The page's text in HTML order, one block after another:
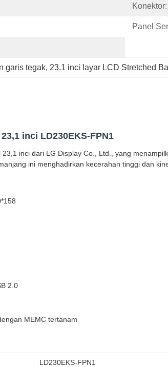
Konektor:
Panel
garis tegak, 23.1 inci layar LCD Stretched
inci LD230EKS-FPN1
inci dari LG Display Co., Ltd., yang
ini menghadirkan kecerahan tinggi dan
2.0
MEMC tertanam
LD230EKS-FPN1